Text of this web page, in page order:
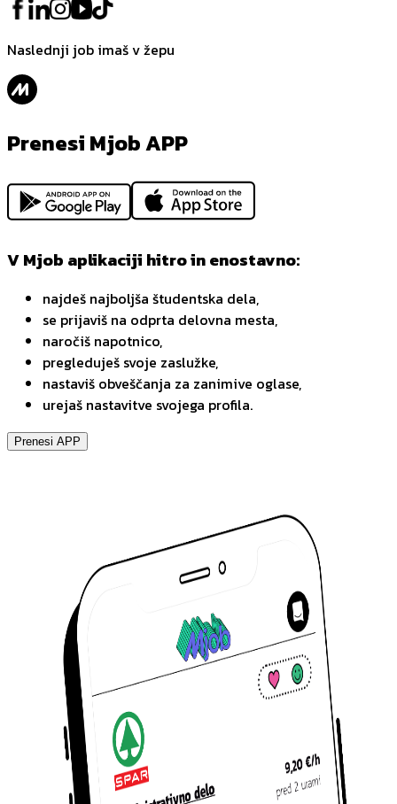
Naslednji job imaš v žepu
Prenesi Mjob APP
V Mjob aplikaciji hitro in enostavno:
najdeš najboljša študentska dela,
se prijaviš na odprta delovna mesta,
naročiš napotnico,
pregleduješ svoje zaslužke,
nastaviš obveščanja za zanimive oglase,
urejaš nastavitve svojega profila.
Prenesi APP